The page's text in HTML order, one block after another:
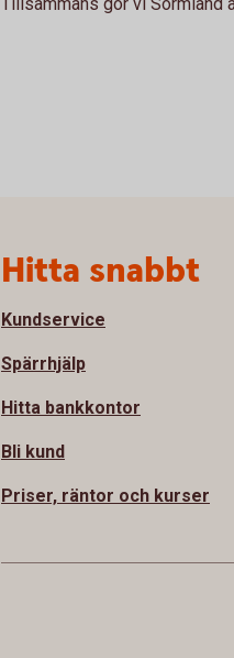
Hitta snabbt
Kundservice
Spärrhjälp
Hitta bankkontor
Bli kund
Priser, räntor och kurser